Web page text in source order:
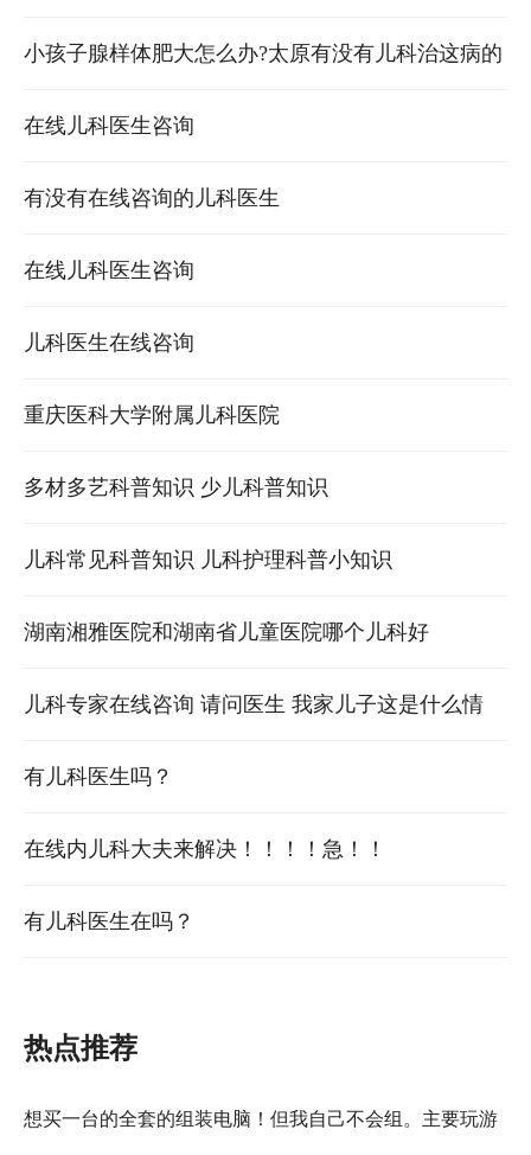
牛气药费太贵。给孩子看一般的感冒类病
小孩子腺样体肥大怎么办?太原有没有儿科治这病的
医院?这个情况如果是持续性的话是需要手术治疗
的，但是如果是炎症造成
在线儿科医生咨询
有没有在线咨询的儿科医生
在线儿科医生咨询
儿科医生在线咨询
重庆医科大学附属儿科医院
多材多艺科普知识 少儿科普知识
儿科常见科普知识 儿科护理科普小知识
湖南湘雅医院和湖南省儿童医院哪个儿科好
儿科专家在线咨询 请问医生 我家儿子这是什么情
况，就是昨天晚上到今天白天起来就这样肿了。有
的医生说
有儿科医生吗？
在线内儿科大夫来解决！！！！急！！
有儿科医生在吗？
热点推荐
想买一台的全套的组装电脑！但我自己不会组。主要玩游